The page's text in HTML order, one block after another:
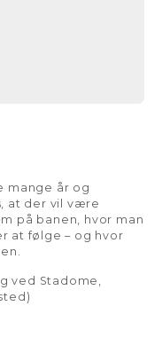
mange år og
at der vil være
på banen, hvor man
at følge – og hvor
ved Stadome,